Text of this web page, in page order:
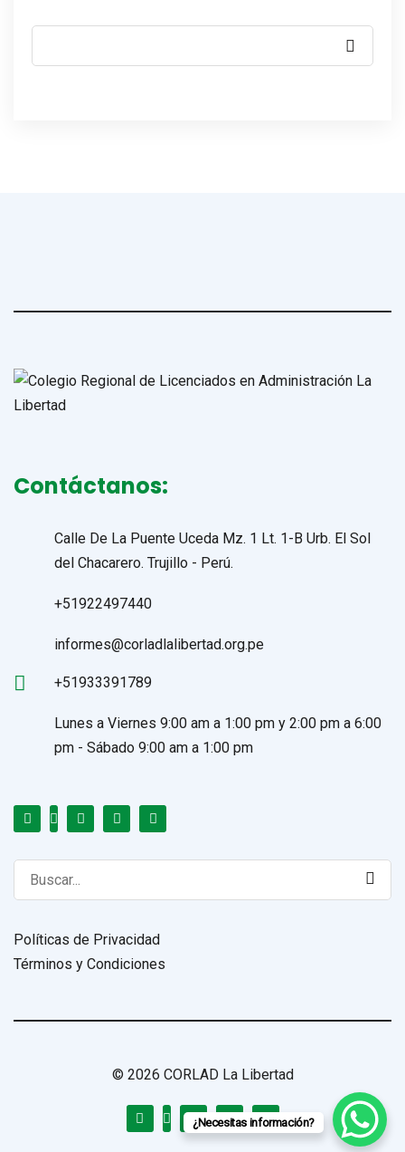
Contáctanos:
Calle De La Puente Uceda Mz. 1 Lt. 1-B Urb. El Sol
del Chacarero. Trujillo - Perú.
+51922497440
informes@corladlalibertad.org.pe
+51933391789
Lunes a Viernes 9:00 am a 1:00 pm y 2:00 pm a 6:00
pm - Sábado 9:00 am a 1:00 pm
Search
for:
Políticas de Privacidad
Términos y Condiciones
© 2026 CORLAD La Libertad
¿Necesitas información?